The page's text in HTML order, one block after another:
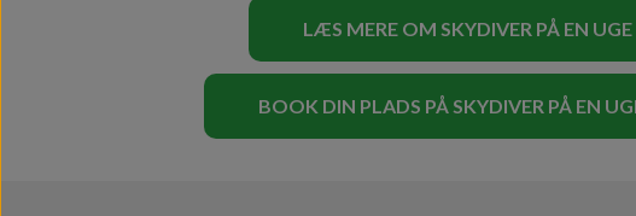
LÆS MERE OM SKYDIVER PÅ EN UGE
BOOK DIN PLADS PÅ SKYDIVER PÅ EN